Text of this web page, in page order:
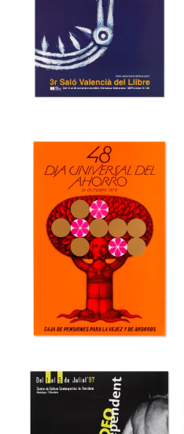
36a Feria
Internacional del
Mueble de
Valencia
Museu del Disseny de Barcelona
3r Saló Valencià
del Llibre
Museu del Disseny de Barcelona